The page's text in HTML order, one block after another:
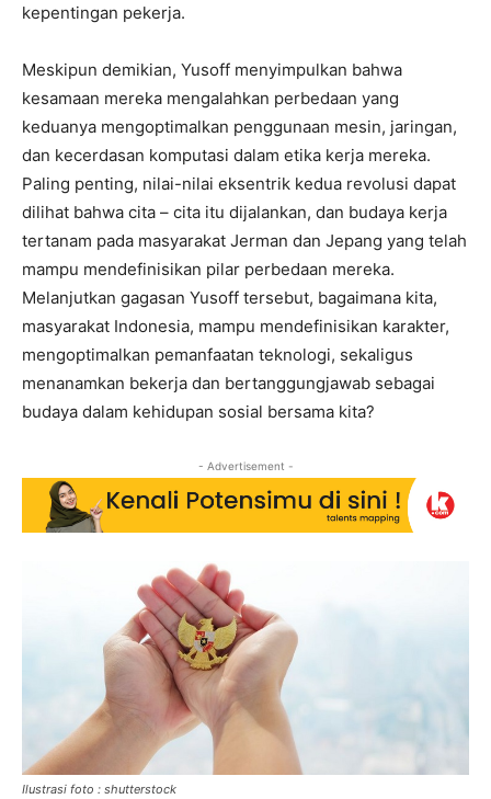
kepentingan pekerja.
Meskipun demikian, Yusoff menyimpulkan bahwa
kesamaan mereka mengalahkan perbedaan yang
keduanya mengoptimalkan penggunaan mesin, jaringan,
dan kecerdasan komputasi dalam etika kerja mereka.
Paling penting, nilai-nilai eksentrik kedua revolusi dapat
dilihat bahwa cita – cita itu dijalankan, dan budaya kerja
tertanam pada masyarakat Jerman dan Jepang yang telah
mampu mendefinisikan pilar perbedaan mereka.
Melanjutkan gagasan Yusoff tersebut, bagaimana kita,
masyarakat Indonesia, mampu mendefinisikan karakter,
mengoptimalkan pemanfaatan teknologi, sekaligus
menanamkan bekerja dan bertanggungjawab sebagai
budaya dalam kehidupan sosial bersama kita?
- Advertisement -
Ilustrasi foto : shutterstock